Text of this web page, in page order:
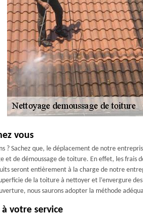
vous
? Sachez que, le déplacement de notre
et de démoussage de toiture. En effet, les frais
seront entièrement à la charge de notre
de la toiture à nettoyer et l’envergure
nous saurons adopter la méthode
votre service